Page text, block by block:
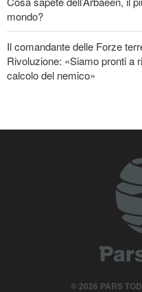
mondo?
Il comandante delle Forze
Rivoluzione: «Siamo pronti a
calcolo del nemico»
Attacco aereo saudita contro
Oltre 22 milioni di pellegrini
Fidan: Israele non ha alcuna
© 2026 PARS